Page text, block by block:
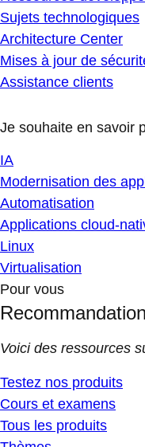
Sujets technologiques
Architecture Center
Mises à jour de
Assistance clients
Je souhaite en savoir
IA
Modernisation des
Automatisation
Applications cloud-
Linux
Virtualisation
Pour vous
Recommandation
Voici des ressources
Testez nos produits
Cours et examens
Tous les produits